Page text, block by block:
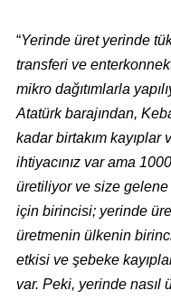
“Yerinde üret yerinde
transferi ve
mikro dağıtımlarla
Atatürk barajından,
kadar birtakım
ihtiyacınız var ama
üretiliyor ve size gelene
için birincisi; yerinde
üretmenin ülkenin
etkisi ve şebeke
var. Peki, yerinde nasıl